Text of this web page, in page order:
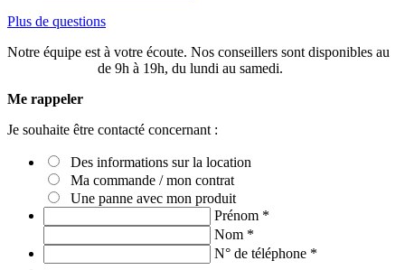
Plus de questions
Notre équipe est à votre écoute. Nos conseillers sont disponibles au
de 9h à 19h, du lundi au samedi.
Me rappeler
Je souhaite être contacté concernant :
Des informations sur la location
Ma commande / mon contrat
Une panne avec mon produit
Prénom *
Nom *
N° de téléphone *